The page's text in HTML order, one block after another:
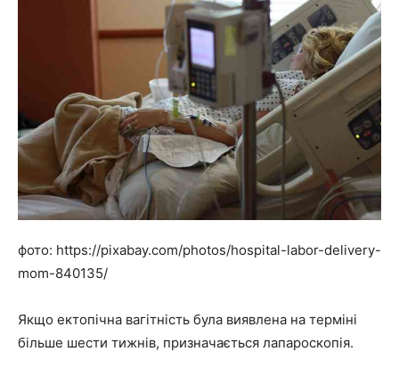
фото: https://pixabay.com/photos/hospital-labor-delivery-
mom-840135/
Якщо ектопічна вагітність була виявлена на терміні
більше шести тижнів, призначається лапароскопія.